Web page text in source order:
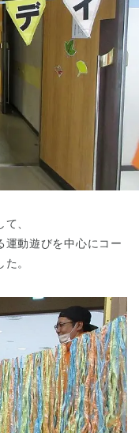
東京都 全域
、
運動遊びを中心にコー
。